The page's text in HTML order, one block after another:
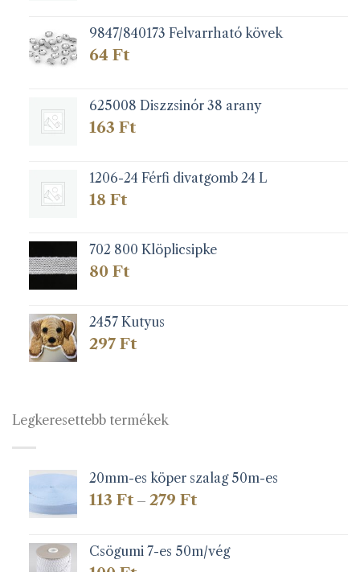
9847/840173 Felvarrható kövek
64 Ft
625008 Diszzsinór 38 arany
163 Ft
1206-24 Férfi divatgomb 24 L
18 Ft
702 800 Klöplicsipke
80 Ft
2457 Kutyus
297 Ft
Legkeresettebb termékek
20mm-es köper szalag 50m-es
113 Ft – 279 FtÁrtartomány:
279 Ft
Csögumi 7-es 50m/vég